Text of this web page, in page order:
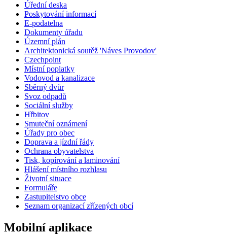
Úřední deska
Poskytování informací
E-podatelna
Dokumenty úřadu
Územní plán
Architektonická soutěž 'Náves Provodov'
Czechpoint
Místní poplatky
Vodovod a kanalizace
Sběrný dvůr
Svoz odpadů
Sociální služby
Hřbitov
Smuteční oznámení
Úřady pro obec
Doprava a jízdní řády
Ochrana obyvatelstva
Tisk, kopírování a laminování
Hlášení místního rozhlasu
Životní situace
Formuláře
Zastupitelstvo obce
Seznam organizací zřízených obcí
Mobilní aplikace